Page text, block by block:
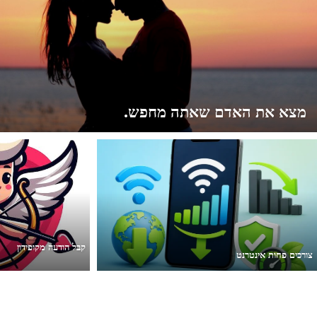
מצא את האדם שאתה מחפש.
צורכים פחות אינטרנט
קבל הודעה מקופידון